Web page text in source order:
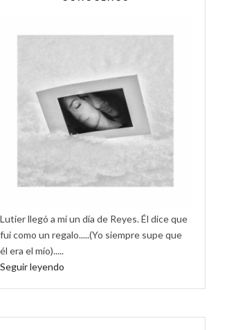
Lutier llegó a mí un día de Reyes. Él dice que
fui como un regalo.....(Yo siempre supe que
él era el mío).....
Seguir leyendo